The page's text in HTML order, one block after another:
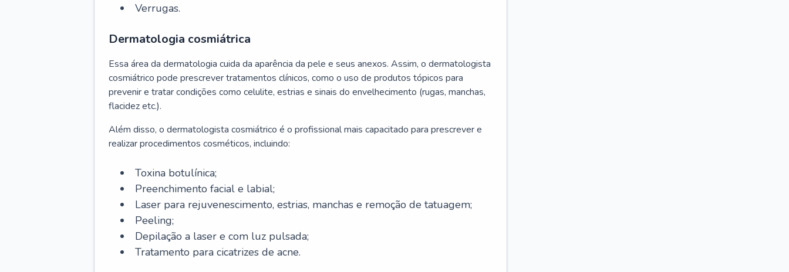
Verrugas.
Dermatologia cosmiátrica
Essa área da dermatologia cuida da aparência da pele e seus anexos. Assim, o dermatologista
cosmiátrico pode prescrever tratamentos clínicos, como o uso de produtos tópicos para
prevenir e tratar condições como celulite, estrias e sinais do envelhecimento (rugas, manchas,
flacidez etc.).
Além disso, o dermatologista cosmiátrico é o profissional mais capacitado para prescrever e
realizar procedimentos cosméticos, incluindo:
Toxina botulínica;
Preenchimento facial e labial;
Laser para rejuvenescimento, estrias, manchas e remoção de tatuagem;
Peeling;
Depilação a laser e com luz pulsada;
Tratamento para cicatrizes de acne.